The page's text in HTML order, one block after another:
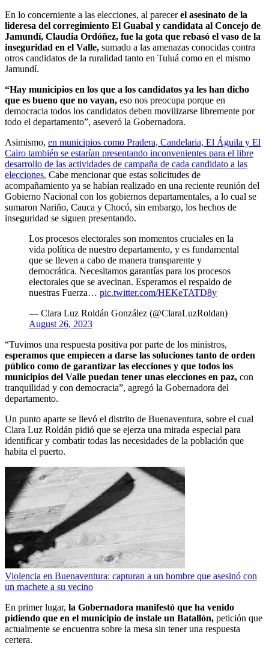
En lo concerniente a las elecciones, al parecerel asesinato de la
lideresa del corregimiento El Guabal y candidata al Concejo de
Jamundí, Claudia Ordóñez, fue la gota que rebasó el vaso de la
inseguridad en el Valle, sumado a las amenazas conocidas contra
otros candidatos de la ruralidad tanto en Tuluá como en el mismo
Jamundí.
“Hay municipios en los que a los candidatos ya les han dicho
que es bueno que no vayan, eso nos preocupa porque en
democracia todos los candidatos deben movilizarse libremente por
todo el departamento”, aseveró la Gobernadora.
Asimismo, en municipios como Pradera, Candelaria, El Águila y El
Cairo también se estarían presentando inconvenientes para el libre
desarrollo de las actividades de campaña de cada candidato a las
elecciones. Cabe mencionar que estas solicitudes de
acompañamiento ya se habían realizado en una reciente reunión del
Gobierno Nacional con los gobiernos departamentales, a lo cual se
sumaron Nariño, Cauca y Chocó, sin embargo, los hechos de
inseguridad se siguen presentando.
Los procesos electorales son momentos cruciales en la
vida política de nuestro departamento, y es fundamental
que se lleven a cabo de manera transparente y
democrática. Necesitamos garantías para los procesos
electorales que se avecinan. Esperamos el respaldo de
nuestras Fuerza… pic.twitter.com/HEKeTATD8y
— Clara Luz Roldán González (@ClaraLuzRoldan)
August 26, 2023
“Tuvimos una respuesta positiva por parte de los ministros,
esperamos que empiecen a darse las soluciones tanto de orden
público como de garantizar las elecciones y que todos los
municipios del Valle puedan tener unas elecciones en paz, con
tranquilidad y con democracia”, agregó la Gobernadora del
departamento.
Un punto aparte se llevó el distrito de Buenaventura, sobre el cual
Clara Luz Roldán pidió que se ejerza una mirada especial para
identificar y combatir todas las necesidades de la población que
habita el puerto.
Violencia en Buenaventura: capturan a un hombre que asesinó con
un machete a su vecino
En primer lugar, la Gobernadora manifestó que ha venido
pidiendo que en el municipio de instale un Batallón, petición que
actualmente se encuentra sobre la mesa sin tener una respuesta
certera.